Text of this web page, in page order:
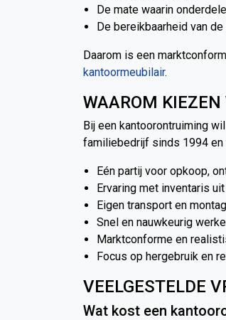
De mate waarin
De bereikbaarheid van
Daarom is een
kantoormeubilair.
WAAROM KIEZEN
Bij een kantoorontruiming
familiebedrijf sinds 1994 en
Eén partij voor opkoop,
Ervaring met inventaris
Eigen transport en
Snel en nauwkeurig
Marktconforme en
Focus op hergebruik en
VEELGESTELDE
Wat kost een